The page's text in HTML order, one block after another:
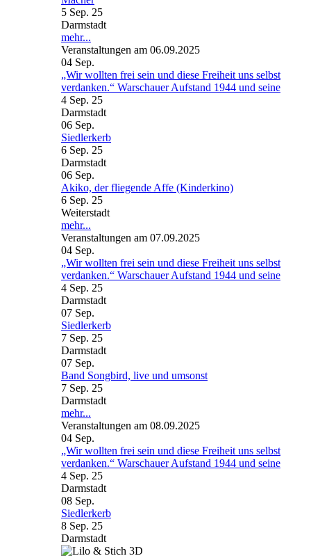
5 Sep. 25
Darmstadt
mehr...
Veranstaltungen am 06.09.2025
04 Sep.
„Wir wollten frei sein und diese Freiheit uns selbst
verdanken.“ Warschauer Aufstand 1944 und seine
4 Sep. 25
Darmstadt
06 Sep.
Siedlerkerb
6 Sep. 25
Darmstadt
06 Sep.
Akiko, der fliegende Affe (Kinderkino)
6 Sep. 25
Weiterstadt
mehr...
Veranstaltungen am 07.09.2025
04 Sep.
„Wir wollten frei sein und diese Freiheit uns selbst
verdanken.“ Warschauer Aufstand 1944 und seine
4 Sep. 25
Darmstadt
07 Sep.
Siedlerkerb
7 Sep. 25
Darmstadt
07 Sep.
Band Songbird, live und umsonst
7 Sep. 25
Darmstadt
mehr...
Veranstaltungen am 08.09.2025
04 Sep.
„Wir wollten frei sein und diese Freiheit uns selbst
verdanken.“ Warschauer Aufstand 1944 und seine
4 Sep. 25
Darmstadt
08 Sep.
Siedlerkerb
8 Sep. 25
Darmstadt